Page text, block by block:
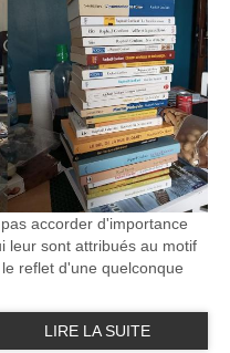
accorder d'importance
leur sont attribués au motif
reflet d'une quelconque
LIRE LA SUITE